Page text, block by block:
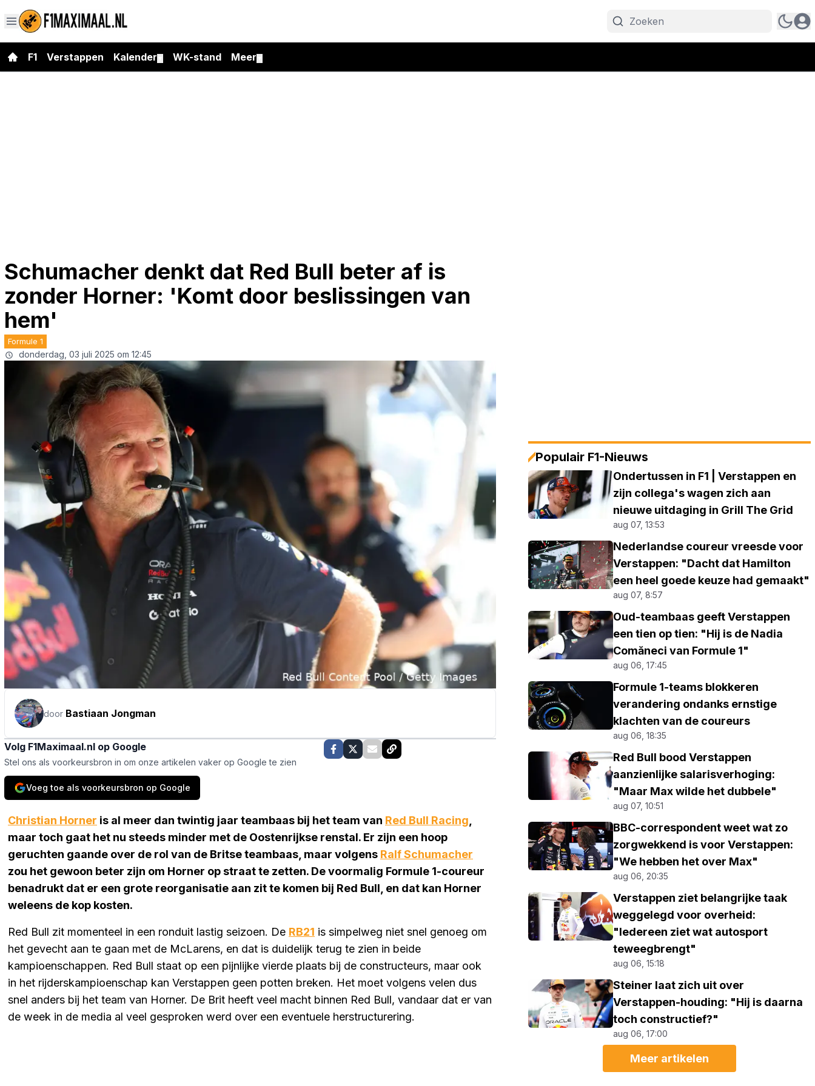
F1 Verstappen Kalender WK-stand Meer
Schumacher denkt dat Red Bull beter af is
zonder Horner: 'Komt door beslissingen van
hem'
Formule 1
donderdag, 03 juli 2025 om 12:45
door Bastiaan Jongman
Volg F1Maximaal.nl op Google
Stel ons als voorkeursbron in om onze artikelen vaker op Google te zien
Voeg toe als voorkeursbron op Google
Christian Horner is al meer dan twintig jaar teambaas bij het team van Red Bull Racing
maar toch gaat het nu steeds minder met de Oostenrijkse renstal. Er zijn een hoop
geruchten gaande over de rol van de Britse teambaas, maar volgens Ralf Schumacher
zou het gewoon beter zijn om Horner op straat te zetten. De voormalig Formule 1-coureur
benadrukt dat er een grote reorganisatie aan zit te komen bij Red Bull, en dat kan Horner
weleens de kop kosten.
Red Bull zit momenteel in een ronduit lastig seizoen. De RB21 is simpelweg niet snel genoeg om
het gevecht aan te gaan met de McLarens, en dat is duidelijk terug te zien in beide
kampioenschappen. Red Bull staat op een pijnlijke vierde plaats bij de constructeurs, maar ook
in het rijderskampioenschap kan Verstappen geen potten breken. Het moet volgens velen dus
snel anders bij het team van Horner. De Brit heeft veel macht binnen Red Bull, vandaar dat er van
de week in de media al veel gesproken werd over een eventuele herstructurering.
Populair F1-Nieuws
Ondertussen in F1 | Verstappen en
zijn collega's wagen zich aan
nieuwe uitdaging in Grill The Grid
aug 07, 13:53
Nederlandse coureur vreesde voor
Verstappen: "Dacht dat Hamilton
een heel goede keuze had gemaakt"
aug 07, 8:57
Oud-teambaas geeft Verstappen
een tien op tien: "Hij is de Nadia
Comăneci van Formule 1"
aug 06, 17:45
Formule 1-teams blokkeren
verandering ondanks ernstige
klachten van de coureurs
aug 06, 18:35
Red Bull bood Verstappen
aanzienlijke salarisverhoging:
"Maar Max wilde het dubbele"
aug 07, 10:51
BBC-correspondent weet wat zo
zorgwekkend is voor Verstappen:
"We hebben het over Max"
aug 06, 20:35
Verstappen ziet belangrijke taak
weggelegd voor overheid:
"Iedereen ziet wat autosport
teweegbrengt"
aug 06, 15:18
Steiner laat zich uit over
Verstappen-houding: "Hij is daarna
toch constructief?"
aug 06, 17:00
Meer artikelen